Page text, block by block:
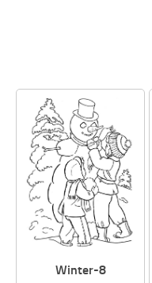
Winter-8